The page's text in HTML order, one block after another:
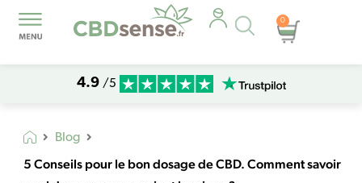
Recherche
de
produits
0
Panier
4.9 /5
Blog
5 Conseils pour le bon dosage de CBD. Comment savoir